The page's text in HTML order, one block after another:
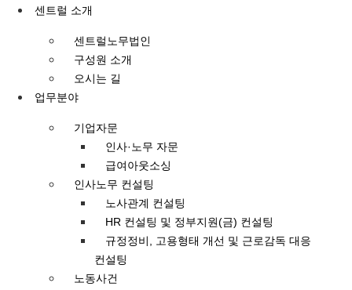
콘텐츠로센트럴 소개
센트럴노무법인
구성원 소개
오시는 길
업무분야
기업자문
인사·노무 자문
급여아웃소싱
인사노무 컨설팅
노사관계 컨설팅
HR 컨설팅 및 정부지원(금) 컨설팅
규정정비, 고용형태 개선 및 근로감독 대응
컨설팅
노동사건